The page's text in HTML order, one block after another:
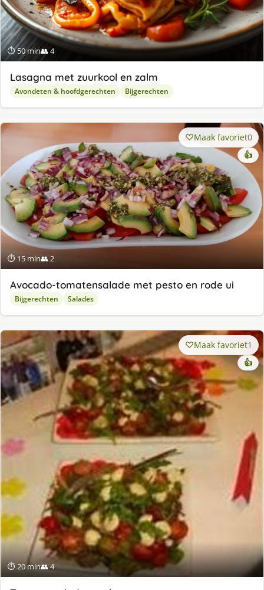
⏱ 50 min👥 4
Lasagna met zuurkool en zalm
Avondeten & hoofdgerechten Bijgerechten
⏱ 15 min👥 2
Maak favoriet0
👍
Avocado-tomatensalade met pesto en rode ui
Bijgerechten Salades
⏱ 20 min👥 4
Maak favoriet1
👍